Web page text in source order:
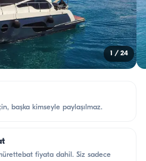
1 / 24
başka kimseyle paylaşılmaz.
fiyata dahil. Siz sadece